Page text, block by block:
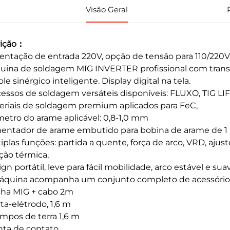
Visão Geral
：
de entrada 220V, opção de tensão para 110/
de soldagem MIG INVERTER profissional com
sinérgico inteligente. Display digital na tela.
de soldagem versáteis disponíveis: FLUXO, TIG
de soldagem premium aplicados para FeC,
do arame aplicável: 0,8-1,0 mm
de arame embutido para bobina de arame de 1
funções: partida a quente, força de arco, VRD,
térmica,
portátil, leve para fácil mobilidade, arco estável e
acompanha um conjunto completo de
MIG + cabo 2m
elétrodo, 1,6 m
de terra 1,6 m